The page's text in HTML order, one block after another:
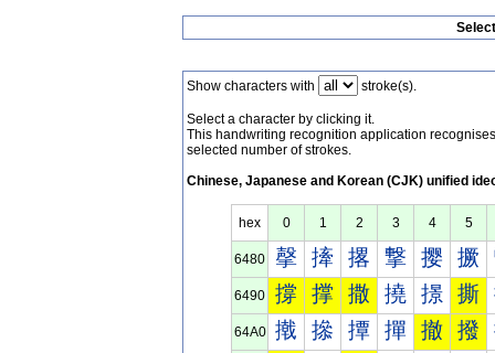
Show characters with stroke(s).
Select a character by clicking it.
This handwriting recognition application
selected number of strokes.
Chinese, Japanese and Korean (CJK) unified
hex 0 1 2 3 4 5
6480 撀 撁 撂 撃 撄 撅
6490 撐 撑 撒 撓 撔 撕
64A0 撠 撡 撢 撣 撤 撥